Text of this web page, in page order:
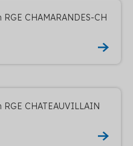
CHAMARANDES-CH
CHATEAUVILLAIN